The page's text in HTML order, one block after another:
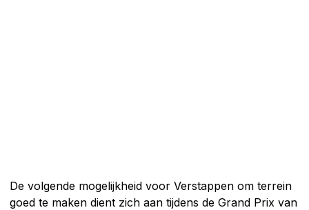
De volgende mogelijkheid voor Verstappen om terrein
goed te maken dient zich aan tijdens de Grand Prix van